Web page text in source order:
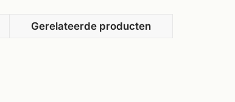
Gerelateerde producten